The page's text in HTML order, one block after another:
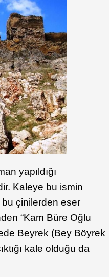
yapıldığı
Kaleye bu ismin
çinilerden eser
“Kam Büre Oğlu
Beyrek (Bey Böyrek
kale olduğu da